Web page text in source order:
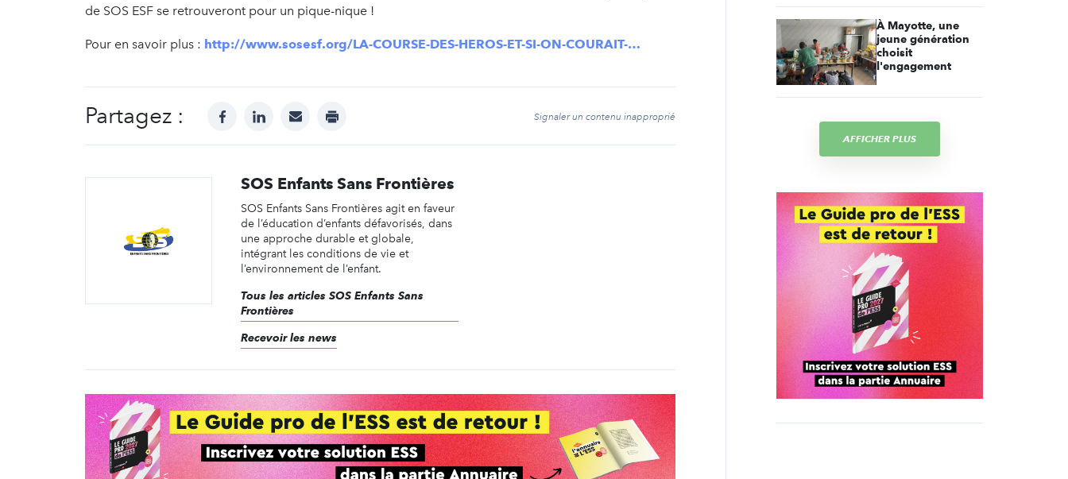
de SOS ESF se retrouveront pour un pique-nique !
Pour en savoir plus : http://www.sosesf.org/LA-COURSE-DES-HEROS-ET-SI-ON-COURAIT-…
Partagez : facebooklinkedinmail print Signaler un contenu inapproprié
SOS Enfants Sans Frontières
SOS Enfants Sans Frontières agit en faveur
de l’éducation d’enfants défavorisés, dans
une approche durable et globale,
intégrant les conditions de vie et
l’environnement de l’enfant.
Tous les articles SOS Enfants Sans
Frontières
Recevoir les news
À Mayotte, une
jeune génération
choisit
l'engagement
AFFICHER PLUS